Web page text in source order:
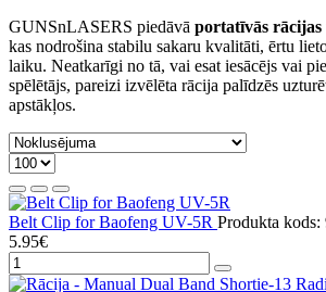
GUNSnLASERS piedāvā portatīvās
kas nodrošina stabilu sakaru kvalitāti, ērtu
laiku. Neatkarīgi no tā, vai esat iesācējs vai
spēlētājs, pareizi izvēlēta rācija palīdzēs
apstākļos.
Belt Clip for Baofeng UV-5R Produkta kods:
5.95€